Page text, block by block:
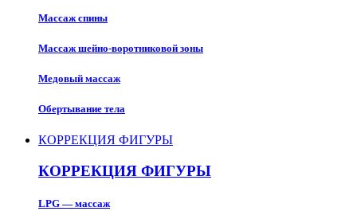
Массаж спины
Массаж шейно-воротниковой зоны
Медовый массаж
Обертывание тела
КОРРЕКЦИЯ ФИГУРЫ
КОРРЕКЦИЯ ФИГУРЫ
LPG — массаж